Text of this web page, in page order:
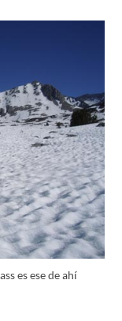
es ese de ahí